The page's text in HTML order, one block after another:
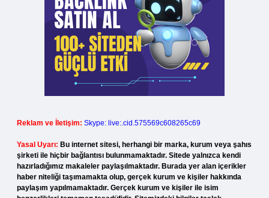
Reklam ve İletişim: Skype: live:.cid.575569c608265c69
Yasal Uyarı: Bu internet sitesi, herhangi bir marka, kurum veya şahıs
şirketi ile hiçbir bağlantısı bulunmamaktadır. Sitede yalnızca kendi
hazırladığımız makaleler paylaşılmaktadır. Burada yer alan içerikler
haber niteliği taşımamakta olup, gerçek kurum ve kişiler hakkında
paylaşım yapılmamaktadır. Gerçek kurum ve kişiler ile isim